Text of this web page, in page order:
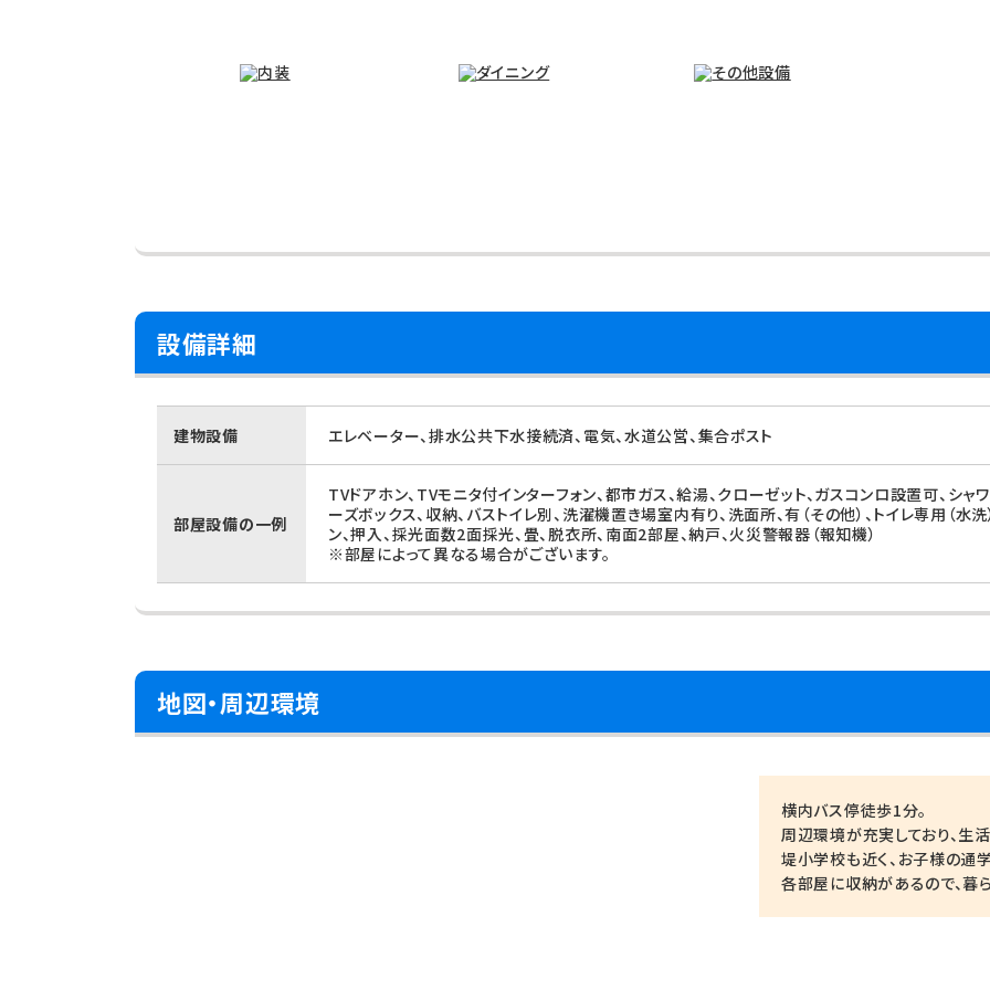
設備詳細
建物設備 エレベーター、排水公共下水接続済、電気、水道公営、集合ポスト
部屋設備の一例
TVドアホン、TVモニタ付インターフォン、都市ガス、給湯、クローゼット、ガスコンロ設置可、シャ
ーズボックス、収納、バストイレ別、洗濯機置き場室内有り、洗面所、有（その他）、トイレ専用（水
ン、押入、採光面数2面採光、畳、脱衣所、南面2部屋、納戸、火災警報器（報知機）
※部屋によって異なる場合がございます。
地図・周辺環境
横内バス停徒歩1分。
周辺環境が充実しており、生活
堤小学校も近く、お子様の通
各部屋に収納があるので、暮